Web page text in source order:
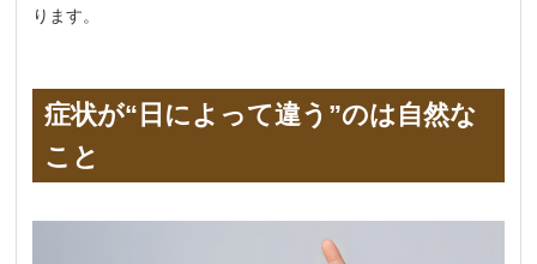
ります。
症状が“日によって違う”のは自然な
こと